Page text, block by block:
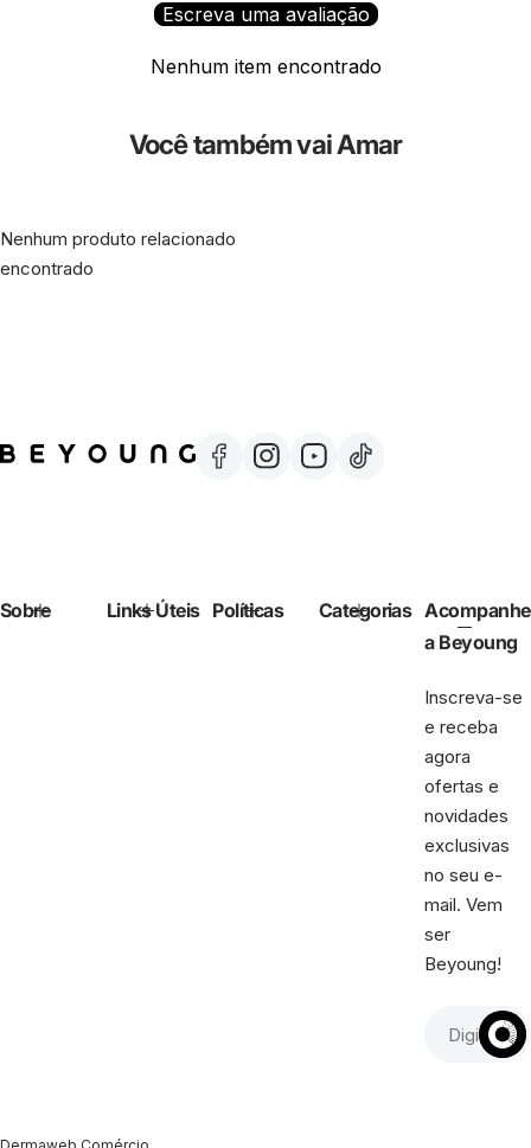
Escreva uma avaliação
Nenhum item encontrado
Você também vai Amar
Nenhum produto relacionado
encontrado
Sobre Links Úteis Políticas Categorias Acompanhe
a Beyoung
Inscreva-se
e receba
agora
ofertas e
novidades
exclusivas
no seu e-
mail. Vem
ser
Beyoung!